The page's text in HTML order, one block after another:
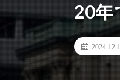
20年